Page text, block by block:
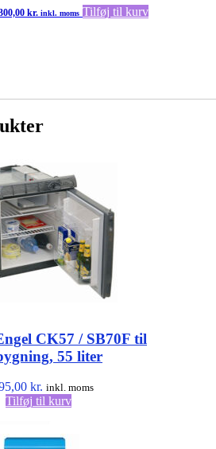
kr. inkl. moms Tilføj til kurv
CK57 / SB70F til
55 liter
kr. inkl. moms
Tilføj til kurv